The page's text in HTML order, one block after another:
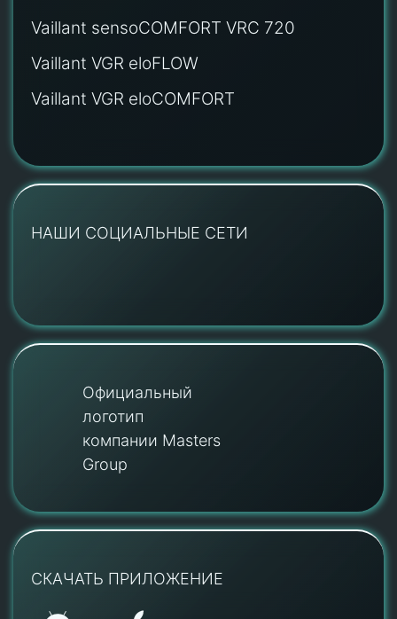
Vaillant sensoCOMFORT VRC 720
Vaillant VGR eloFLOW
Vaillant VGR eloCOMFORT
НАШИ СОЦИАЛЬНЫЕ СЕТИ
Официальный
логотип
компании Masters
Group
СКАЧАТЬ ПРИЛОЖЕНИЕ